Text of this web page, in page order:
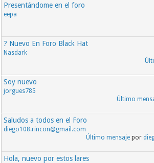
Presentándome en el foro
eepa
? Nuevo En Foro Black Hat
Nasdark
Soy nuevo
jorgues785
Último
Saludos a todos en el Foro
diego108.rincon@gmail.com
Último mensajepor
Hola, nuevo por estos lares